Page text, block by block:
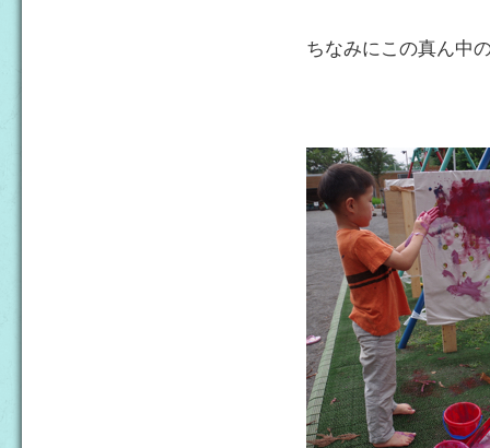
ちなみにこの真ん中